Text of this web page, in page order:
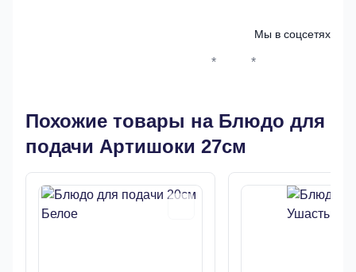
Мы в соцсетях
* *
Похожие товары на Блюдо для
подачи Артишоки 27см